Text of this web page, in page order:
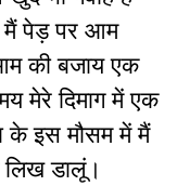
मैं पेड़ पर आम
की बजाय एक
मेरे दिमाग में एक
के इस मौसम में मैं
डालूं।